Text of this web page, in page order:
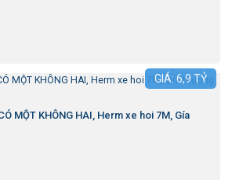
GIÁ: 6,9 TỶ
MỘT KHÔNG HAI, Herm xe hoi 7M, Gía